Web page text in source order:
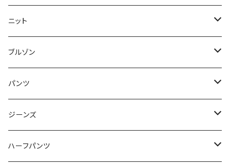
50/XL～
48/L
50/XL～
46/M
48/L
50/XL～
～44/S
46/M
48/L
50/XL～
ニット
～44/S
46/M
48/L
50/XL～
ブルゾン
～44/S
46/M
48/L
パンツ
～44/S
46/M
ジーンズ
～44/S
ハーフパンツ